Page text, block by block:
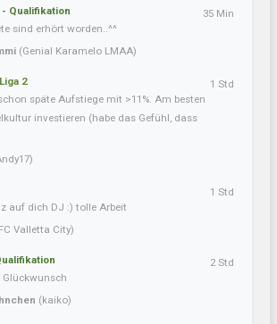
Qualifikation
sind erhört worden..^^
(Genial Karamelo LMAA)
35 Min
2
späte Aufstiege mit >11%. Am besten
investieren (habe das Gefühl, dass
1 Std
auf dich DJ :) tolle Arbeit
Valletta City)
1 Std
Glückwunsch
(kaiko)
2 Std